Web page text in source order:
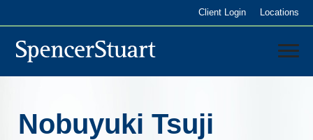
Content
サービス内容
Client Login Locations
Nobuyuki Tsuji